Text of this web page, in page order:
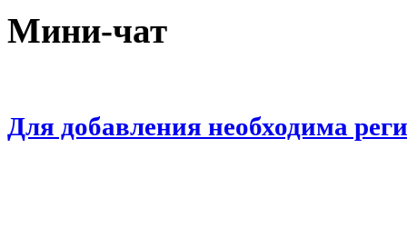
Мини-чат
Для добавления необходима